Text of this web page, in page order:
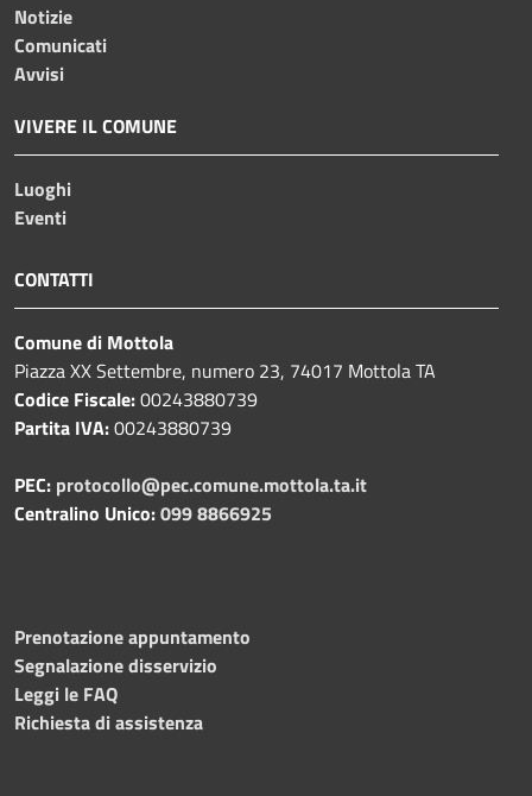
Notizie
Comunicati
Avvisi
VIVERE IL COMUNE
Luoghi
Eventi
CONTATTI
Comune di Mottola
Piazza XX Settembre, numero 23, 74017 Mottola TA
Codice Fiscale:00243880739
Partita IVA:00243880739
PEC: protocollo@pec.comune.mottola.ta.it
Centralino Unico:099 8866925
Prenotazione appuntamento
Segnalazione disservizio
Leggi le FAQ
Richiesta di assistenza